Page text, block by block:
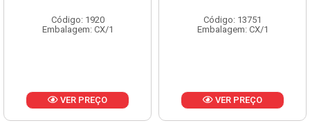
Código: 1920
Embalagem: CX/1
VER PREÇO
Código: 13751
Embalagem: CX/1
VER PREÇO